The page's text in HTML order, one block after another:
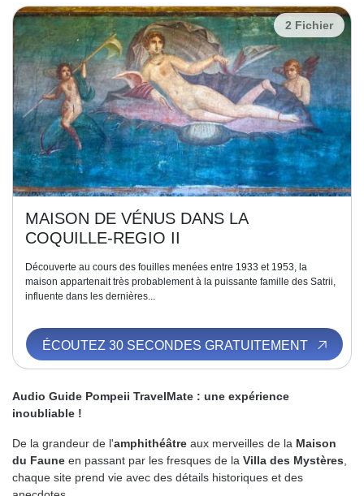
2 Fichier
MAISON DE VÉNUS DANS LA
COQUILLE-REGIO II
Découverte au cours des fouilles menées entre 1933 et 1953, la
maison appartenait très probablement à la puissante famille des Satrii,
influente dans les dernières...
ÉCOUTEZ 30 SECONDES GRATUITEMENT
Audio Guide Pompeii TravelMate : une expérience
inoubliable !
De la grandeur de l'amphithéâtre aux merveilles de la Maison
du Faune en passant par les fresques de la Villa des Mystères
chaque site prend vie avec des détails historiques et des